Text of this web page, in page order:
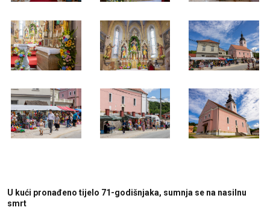
U kući pronađeno tijelo 71-godišnjaka, sumnja se na nasilnu
smrt